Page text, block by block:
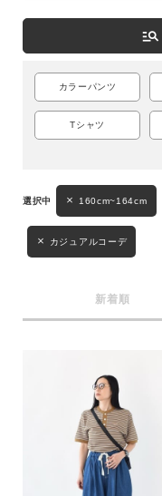
manage_search
カラーパンツ
Tシャツ
160cm~164cm
カジュアルコーデ
新着順